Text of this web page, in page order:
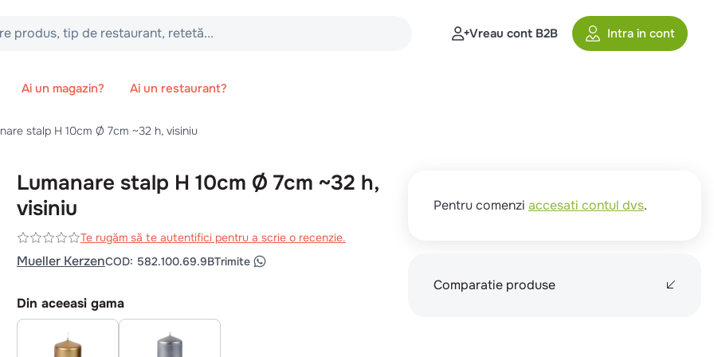
tip de restaurant, retetă...
Vreau cont B2B Intra in cont
Ai un magazin? Ai un restaurant?
stalp H 10cm Ø 7cm ~32 h, visiniu
Lumanare stalp H 10cm Ø 7cm ~32 h,
visiniu
Te rugăm să te autentifici pentru a scrie o recenzie.
Mueller KerzenCOD: 582.100.69.9BTrimite
Din aceeasi gama
Pentru comenzi accesati contul dvs.
Comparatie produse